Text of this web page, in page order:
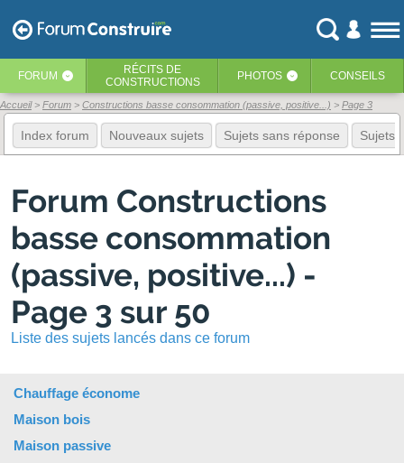
FORUM ‹ RÉCITS DE
CONSTRUCTIONS
PHOTOS ‹ CONSEILS
Accueil Forum Constructions basse consommation (passive, positive...) Page 3
Index forum Nouveaux sujets Sujets sans réponse Sujets
Forum Constructions
basse consommation
(passive, positive...) -
Page 3 sur 50
Liste des sujets lancés dans ce forum
Chauffage économe
Maison bois
Maison passive